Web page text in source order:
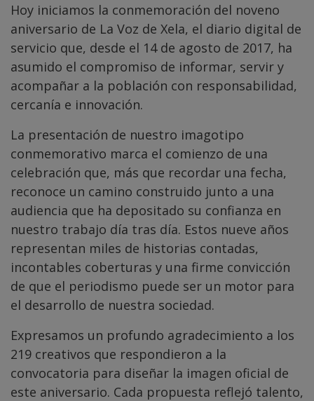
Hoy iniciamos la conmemoración del noveno
aniversario de La Voz de Xela, el diario digital de
servicio que, desde el 14 de agosto de 2017, ha
asumido el compromiso de informar, servir y
acompañar a la población con responsabilidad,
cercanía e innovación.
La presentación de nuestro imagotipo
conmemorativo marca el comienzo de una
celebración que, más que recordar una fecha,
reconoce un camino construido junto a una
audiencia que ha depositado su confianza en
nuestro trabajo día tras día. Estos nueve años
representan miles de historias contadas,
incontables coberturas y una firme convicción
de que el periodismo puede ser un motor para
el desarrollo de nuestra sociedad.
Expresamos un profundo agradecimiento a los
219 creativos que respondieron a la
convocatoria para diseñar la imagen oficial de
este aniversario. Cada propuesta reflejó talento,